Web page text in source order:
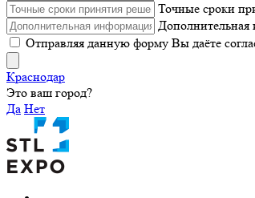
Точные сроки
Отправляя данную форму Вы даёте
Краснодар
Это ваш город?
Да Нет